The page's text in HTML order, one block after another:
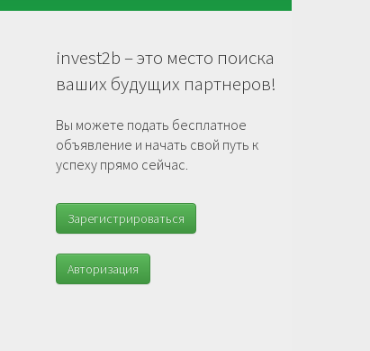
invest2b – это место поиска
ваших будущих партнеров!
Вы можете подать бесплатное
объявление и начать свой путь к
успеху прямо сейчас.
Зарегистрироваться
Авторизация